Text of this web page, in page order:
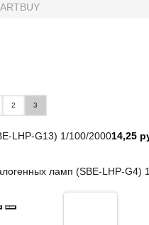
2 3
LHP-G13) 1/100/200014,25
ламп (SBE-LHP-G4)